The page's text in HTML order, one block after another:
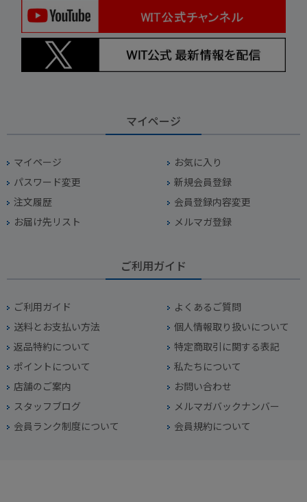
マイページ
マイページ
お気に入り
パスワード変更
新規会員登録
注文履歴
会員登録内容変更
お届け先リスト
メルマガ登録
ご利用ガイド
ご利用ガイド
よくあるご質問
送料とお支払い方法
個人情報取り扱いについて
返品特約について
特定商取引に関する表記
ポイントについて
私たちについて
店舗のご案内
お問い合わせ
スタッフブログ
メルマガバックナンバー
会員ランク制度について
会員規約について